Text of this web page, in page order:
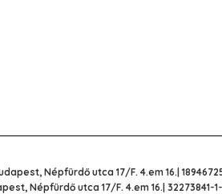
Népfürdő utca 17/F. 4.em 16.|
Népfürdő utca 17/F. 4.em 16.| 32273841-